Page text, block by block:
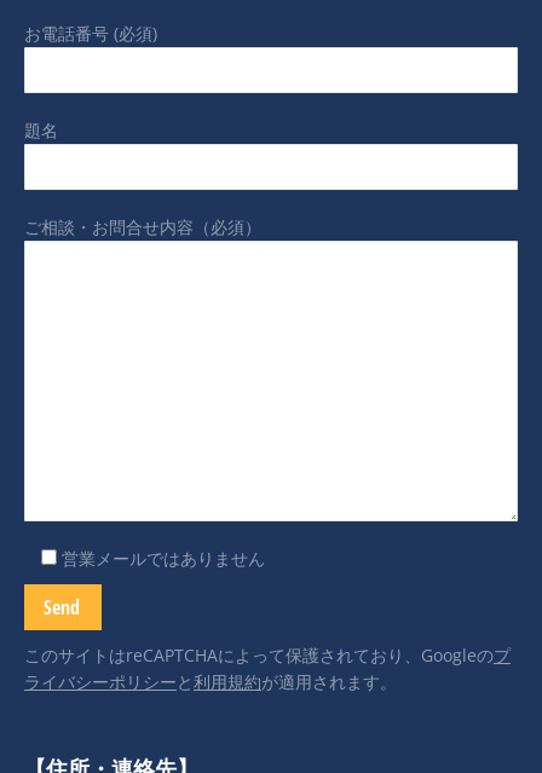
お電話番号 (必須)
題名
ご相談・お問合せ内容（必須）
営業メールではありません
このサイトはreCAPTCHAによって保護されており、Googleのプ
ライバシーポリシーと利用規約が適用されます。